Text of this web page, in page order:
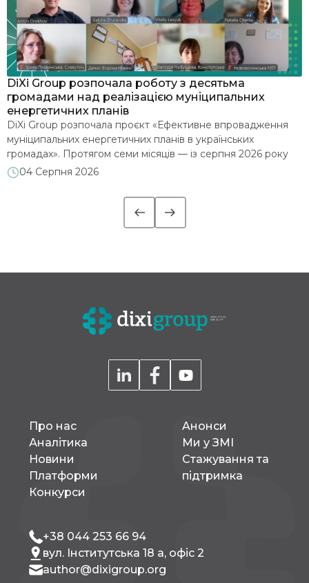
DiXi Group розпочала роботу з десятьма
громадами над реалізацією муніципальних
енергетичних планів
DiXi Group розпочала проєкт «Ефективне впровадження
муніципальних енергетичних планів в українських
громадах». Протягом семи місяців — із серпня 2026 року
до лютого 2027 року — команда допомагатиме десятьом
муніципальних енергетичних планів (МЕП): аналізуватиме
їхні стратегічні документи, проводитиме навчальні сесії та
надаватиме індивідуальні консультації. Офіційним стартом
04 Серпня 2026
Про нас
Аналітика
Новини
Платформи
Конкурси
Aнонси
Ми у ЗМІ
Стажування та
підтримка
+38 044 253 66 94
вул. Інститутська 18 а, офіс 2
author@dixigroup.org